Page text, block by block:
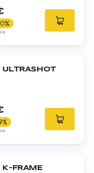
ULTRASHOT
K-FRAME